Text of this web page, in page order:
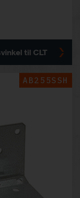
til CLT
AB255SSH